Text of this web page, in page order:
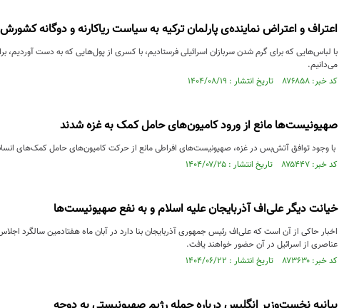
اعتراف و اعتراض نماینده‌ی پارلمان ترکیه به سیاست ریاکارنه و دوگانه
با لباس‌هایی که برای گرم شدن سربازان اسرائیلی فرستادیم، با کسری از پول‌هایی که به دست آوردیم،
می‌دانیم.
کد خبر: ۸۷۶۸۵۸ تاریخ انتشار : ۱۴۰۴/۰۸/۱۹
صهیونیست‌ها مانع از ورود کامیون‌های حامل کمک به غزه شدند
با وجود توافق آتش‌بس در غزه، صهیونیست‌های افراطی مانع از حرکت کامیون‌های حامل کمک‌‌های
کد خبر: ۸۷۵۴۴۷ تاریخ انتشار : ۱۴۰۴/۰۷/۲۵
خیانت دیگر علی‌اف آذربایجان علیه اسلام و به نفع صهیونیست‌ها
اخبار حاکی از آن است که علی‌اف رئیس جمهوری آذربایجان بنا دارد در آبان ماه هفتادمین سالگرد
عناصری از اسرائیل در آن حضور خواهند یافت.
کد خبر: ۸۷۳۶۳۰ تاریخ انتشار : ۱۴۰۴/۰۶/۲۲